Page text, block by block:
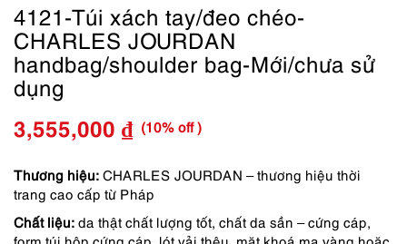
4121-Túi xách tay/đeo chéo-
CHARLES JOURDAN
handbag/shoulder bag-Mới/chưa sử
dụng
Giá
gốc
là:
3,950,000 ₫.
3,555,000 ₫
Giá
hiện
tại
là:
(10% off )
Thương hiệu: CHARLES JOURDAN – thương hiệu thời
trang cao cấp từ Pháp
Chất liệu: da thật chất lượng tốt, chất da sần – cứng cáp,